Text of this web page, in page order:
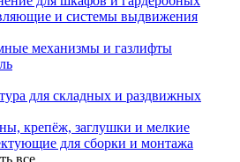
и системы выдвижения
механизмы и газлифты
для складных и раздвижных
крепёж, заглушки и мелкие
для сборки и монтажа